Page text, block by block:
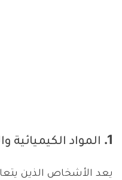
1. المواد الكيميائية والمهيجات
يعد الأشخاص الذين